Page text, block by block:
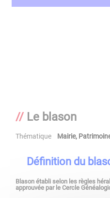
Le blason
Thématique Mairie,
Définition du
Blason établi selon les règles
approuvée par le Cercle